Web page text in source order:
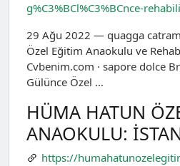
g%C3%BCl%C3%BCnce-
29 Ağu 2022 — quagga
Özel Eğitim Anaokulu ve
Cvbenim.com · sapore dolce
Gülünce Özel …
HÜMA HATUN
ANAOKULU:
https://